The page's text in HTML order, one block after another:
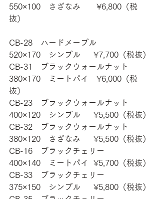
550×100　さざなみ　　¥6,800（税
抜）
CB-28　ハードメープル
520×170　シンプル 　 ¥7,700（税抜）
CB-31　ブラックウォールナット
380×170　ミートパイ　¥6,000（税
抜）
CB-23　ブラックウォールナット
400×120　シンプル 　 ¥5,500（税抜）
CB-32　ブラックウォールナット
380×120　さざなみ 　 ¥5,500（税抜）
CB-16　ブラックチェリー
400×140　ミートパイ  ¥5,700（税抜）
CB-33　ブラックチェリー
375×150　シンプル 　 ¥5,800（税抜）